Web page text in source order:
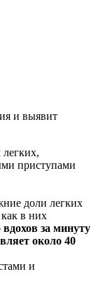
и выявит
приступами
доли легких
как в них
за минуту
около 40
и